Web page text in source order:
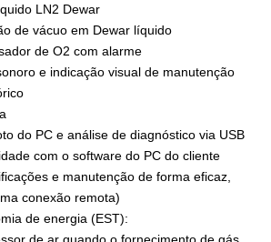
LN2 Dewar
de vácuo em Dewar líquido
de O2 com alarme
e indicação visual de manutenção
do PC e análise de diagnóstico via USB
com o software do PC do cliente
e manutenção de forma eficaz,
conexão remota)
de energia (EST):